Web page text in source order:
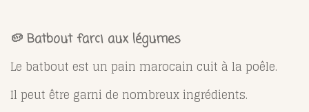
🥔 Batbout farci aux légumes
Le batbout est un pain marocain cuit à la poêle.
Il peut être garni de nombreux ingrédients.